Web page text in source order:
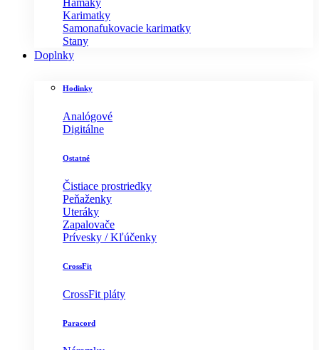
Karimatky
Samonafukovacie karimatky
Stany
Doplnky
Hodinky
Analógové
Digitálne
Ostatné
Čistiace prostriedky
Peňaženky
Uteráky
Zapalovače
Prívesky / Kľúčenky
CrossFit
CrossFit pláty
Paracord